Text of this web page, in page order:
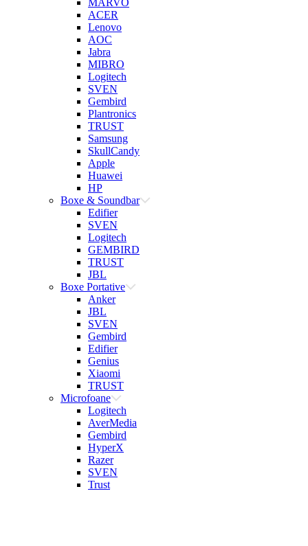
MARVO
ACER
Lenovo
AOC
Jabra
MIBRO
Logitech
SVEN
Gembird
Plantronics
TRUST
Samsung
SkullCandy
Apple
Huawei
HP
Boxe & Soundbar
Edifier
SVEN
Logitech
GEMBIRD
TRUST
JBL
Boxe Portative
Anker
JBL
SVEN
Gembird
Edifier
Genius
Xiaomi
TRUST
Microfoane
Logitech
AverMedia
Gembird
HyperX
Razer
SVEN
Trust